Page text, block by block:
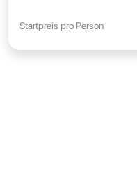
Startpreis pro Person